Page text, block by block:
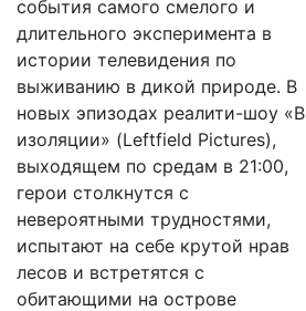
события самого смелого и
длительного эксперимента в
истории телевидения по
выживанию в дикой природе. В
новых эпизодах реалити-шоу «В
изоляции» (Leftfield Pictures),
выходящем по средам в 21:00,
герои столкнутся с
невероятными трудностями,
испытают на себе крутой нрав
лесов и встретятся с
обитающими на острове